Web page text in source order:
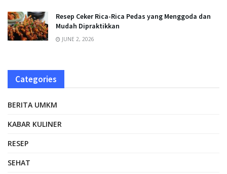
Resep Ceker Rica-Rica Pedas yang Menggoda dan
Mudah Dipraktikkan
JUNE 2, 2026
Categories
BERITA UMKM
KABAR KULINER
RESEP
SEHAT